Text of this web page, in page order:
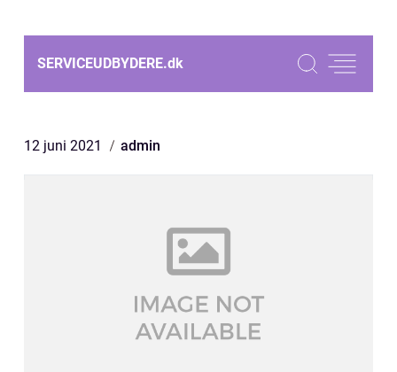
SERVICEUDBYDERE.dk
12 juni 2021 admin